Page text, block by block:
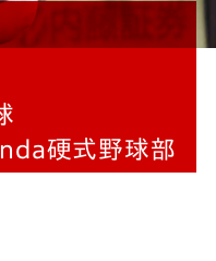
硬式野球部